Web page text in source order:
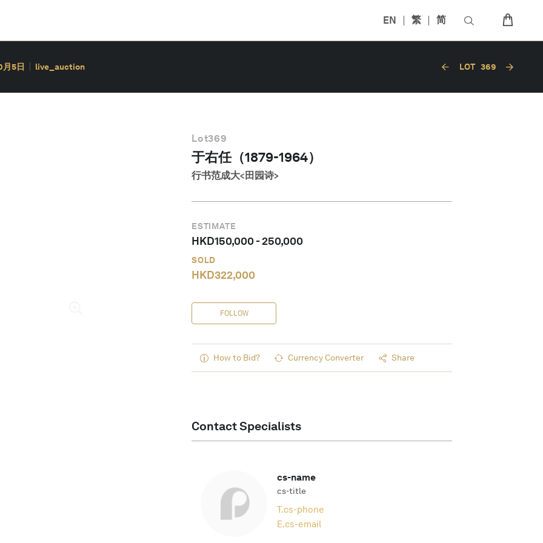
EN 繁 简
月5日 live_auction LOT 369
Lot369
于右任（1879-1964）
行书范成大<田园诗>
ESTIMATE
HKD150,000-250,000
SOLD
HKD322,000
FOLLOW
How to Bid? Currency Converter Share
Contact Specialists
cs-name
cs-title
T.cs-phone
E.cs-email